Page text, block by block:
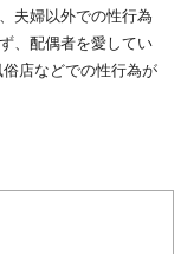
夫婦以外での性行為
、配偶者を愛してい
店などでの性行為が